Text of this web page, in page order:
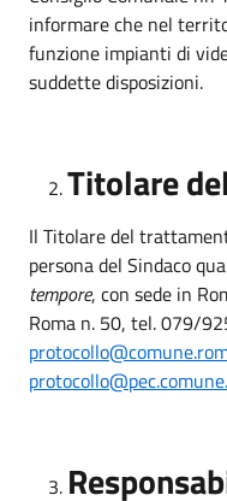
informare che nel
funzione impianti di
suddette disposizioni.
Titolare
Il Titolare del
persona del Sindaco
tempore, con sede in
Roma n. 50, tel. 079/